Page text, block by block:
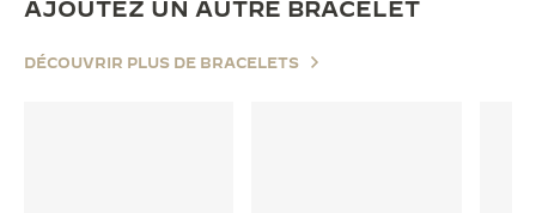
AJOUTEZ UN AUTRE BRACELET
DÉCOUVRIR PLUS DE BRACELETS